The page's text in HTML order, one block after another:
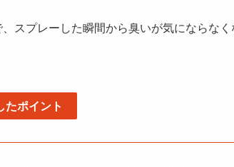
スプレーした瞬間から臭いが気にならなく
たポイント